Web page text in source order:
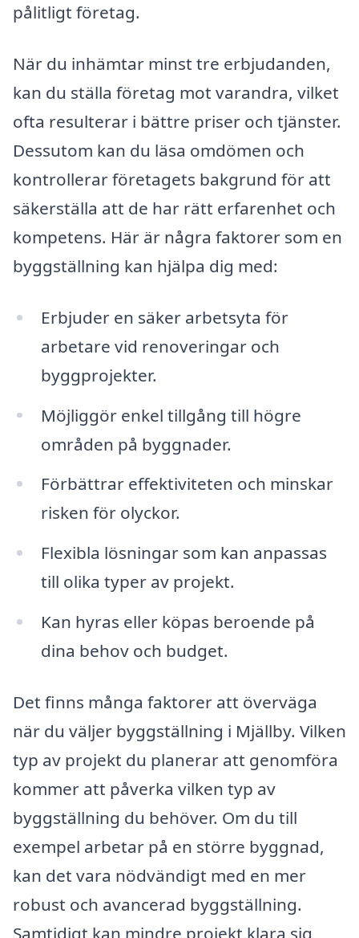
pålitligt företag.
När du inhämtar minst tre erbjudanden,
kan du ställa företag mot varandra, vilket
ofta resulterar i bättre priser och tjänster.
Dessutom kan du läsa omdömen och
kontrollerar företagets bakgrund för att
säkerställa att de har rätt erfarenhet och
kompetens. Här är några faktorer som en
byggställning kan hjälpa dig med:
Erbjuder en säker arbetsyta för
arbetare vid renoveringar och
byggprojekter.
Möjliggör enkel tillgång till högre
områden på byggnader.
Förbättrar effektiviteten och minskar
risken för olyckor.
Flexibla lösningar som kan anpassas
till olika typer av projekt.
Kan hyras eller köpas beroende på
dina behov och budget.
Det finns många faktorer att överväga
när du väljer byggställning i Mjällby. Vilken
typ av projekt du planerar att genomföra
kommer att påverka vilken typ av
byggställning du behöver. Om du till
exempel arbetar på en större byggnad,
kan det vara nödvändigt med en mer
robust och avancerad byggställning.
Samtidigt kan mindre projekt klara sig